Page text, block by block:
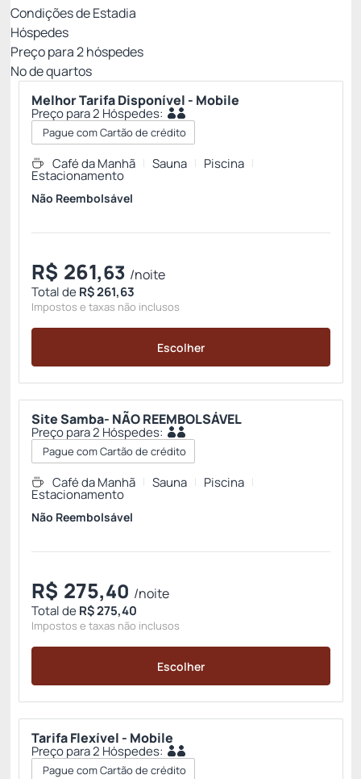
Condições de Estadia
Hóspedes
Preço para2hóspedes
Nº de quartos
Melhor Tarifa Disponível - Mobile
Preço para 2 Hóspedes:
Pague com Cartão de crédito
Café da Manhã Sauna Piscina
Estacionamento
Não Reembolsável
R$ 261,63 /noite
Total deR$ 261,63
Impostos e taxas não inclusos
Escolher
Site Samba- NÃO REEMBOLSÁVEL
Preço para 2 Hóspedes:
Pague com Cartão de crédito
Café da Manhã Sauna Piscina
Estacionamento
Não Reembolsável
R$ 275,40 /noite
Total deR$ 275,40
Impostos e taxas não inclusos
Escolher
Tarifa Flexível - Mobile
Preço para 2 Hóspedes:
Pague com Cartão de crédito